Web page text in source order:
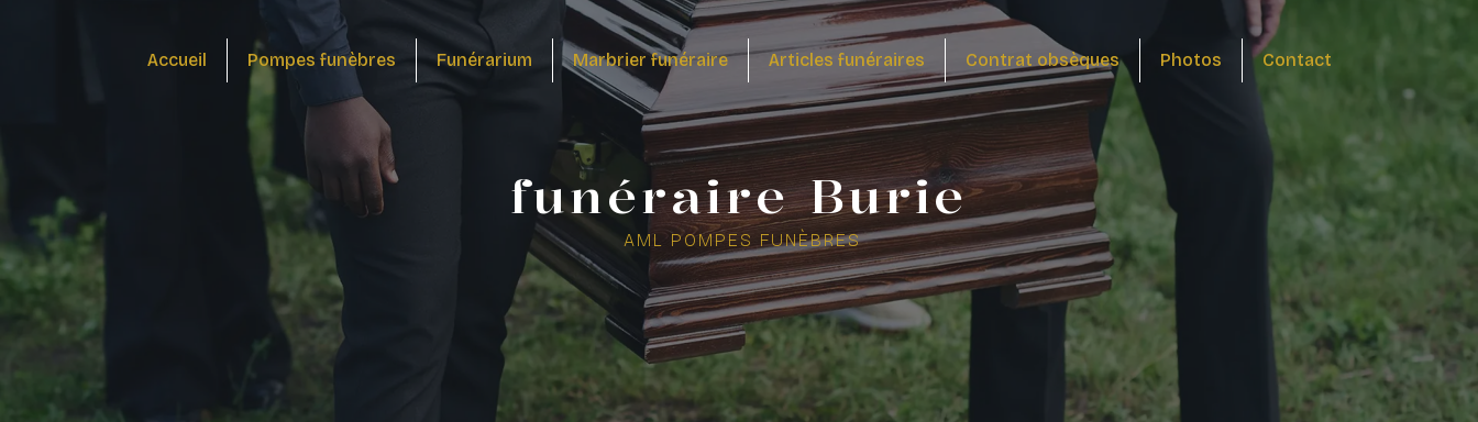
Accueil Pompes funèbres Funérarium Marbrier funéraire Articles funéraires Contrat obsèques Photos Contact
funéraire Burie
AML POMPES FUNÈBRES